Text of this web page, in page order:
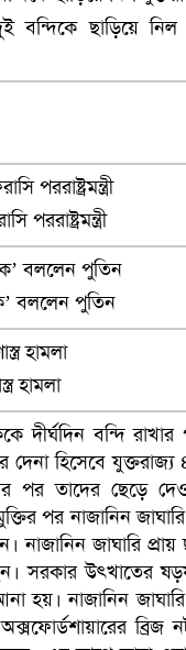
শ্রম রপ্তানি
নিহত ১
বন্দিকে ছাড়িয়ে নিল
বললেন পুতিন
হামলা